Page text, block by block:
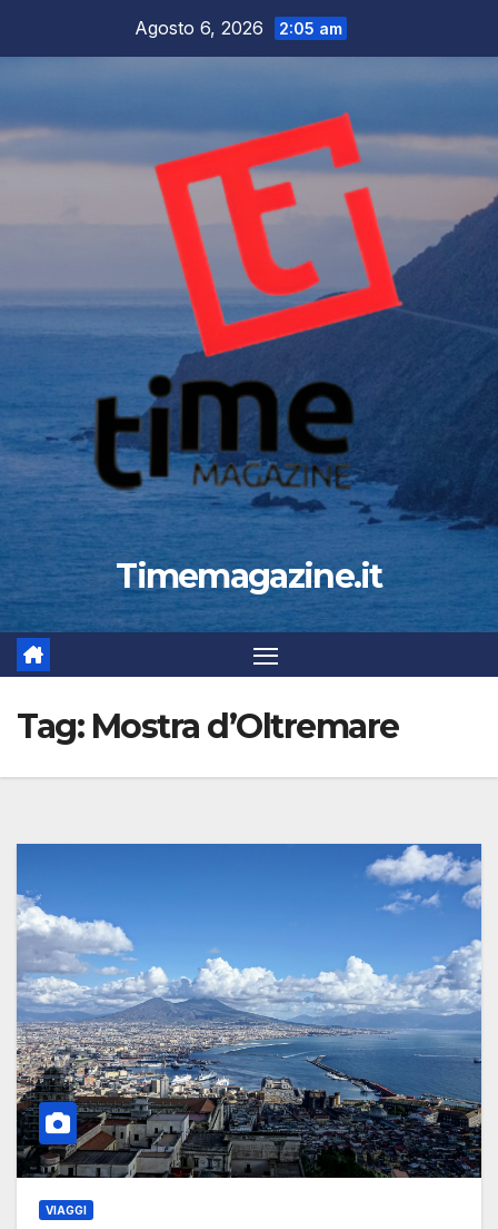
Agosto 6, 2026 2:05 am
Timemagazine.it
Tag: Mostra d’Oltremare
VIAGGI